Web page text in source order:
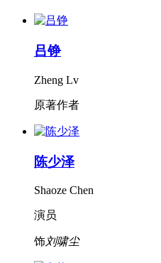
吕铮
Zheng Lv
原著作者
陈少泽
Shaoze Chen
演员
饰刘啸尘